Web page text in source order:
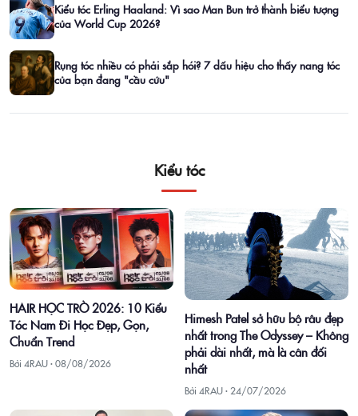
Kiểu tóc Erling Haaland: Vì sao Man Bun trở thành biểu tượng
của World Cup 2026?
Rụng tóc nhiều có phải sắp hói? 7 dấu hiệu cho thấy nang tóc
của bạn đang "cầu cứu"
Kiểu tóc
HAIR HỌC TRÒ 2026: 10 Kiểu
Tóc Nam Đi Học Đẹp, Gọn,
Chuẩn Trend
Bởi 4RAU ·08/08/2026
Himesh Patel sở hữu bộ râu đẹp
nhất trong The Odyssey – Không
phải dài nhất, mà là cân đối
nhất
Bởi 4RAU · 24/07/2026